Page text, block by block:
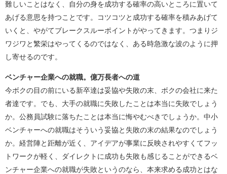
難しいことはなく、自分の身を成功する確率の高いところに置いて
あげる意思を持つことです。コツコツと成功する確率を積みあげて
いくと、やがてブレークスルーポイントがやってきます。つまりジ
ワジワと繁栄はやってくるのではなく、ある時急激な波のように押
し寄せるのです。
ベンチャー企業への就職。億万長者への道
今ボクの目の前にいる新卒達は妥協や失敗の末、ボクの会社に来た
者達です。でも、大手の就職に失敗したことは本当に失敗でしょう
か。公務員試験に落ちたことは本当に悔やむべきでしょうか。中小
ベンチャーへの就職はそういう妥協と失敗の末の結果なのでしょう
か。経営陣と距離が近く、アイデアが事業に反映されやすくてフッ
トワークが軽く、ダイレクトに成功も失敗も感じることができるベ
ンチャー企業への就職が失敗というのなら、本来求める成功とはな